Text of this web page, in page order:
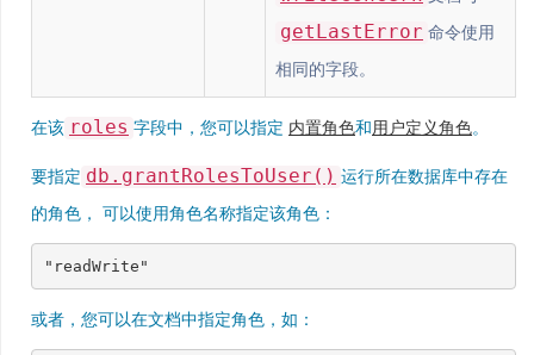
getLastError 命令使用
相同的字段。
在该 roles 字段中，您可以指定 内置角色和用户定义角色。
要指定 db.grantRolesToUser() 运行所在数据库中存在
的角色， 可以使用角色名称指定该角色：
"readWrite"
或者，您可以在文档中指定角色，如：